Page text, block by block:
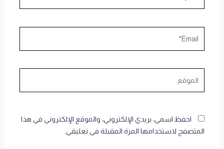
احفظ اسمي، بريدي الإلكتروني، والموقع الإلكتروني في هذا
المتصفح لاستخدامها المرة المقبلة في تعليقي.